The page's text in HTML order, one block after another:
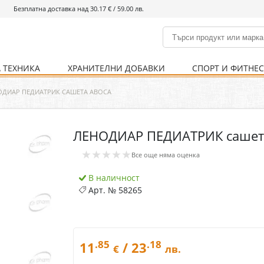
Безплатна доставка над 30.17 € / 59.00 лв.
% Хранителни добавки
Болно гърло
Кости и стави Нервна система
Храносмилателна
Хомеопатия
Инхалатори
ХРАНИТЕЛНИ ДОБАВКИ
Кости и стави
СПОРТ И ФИТНЕС
Храни и напитки
Детска козметика
Уреди
Хигиена на тялото
ПЕДИАТРИК САШЕТА ABOCA
ЛЕНОДИАР ПЕДИАТРИК
★★★★★ Все още няма оценка
В наличност
Арт. № 58265
11 .85 € / 23.18 лв.